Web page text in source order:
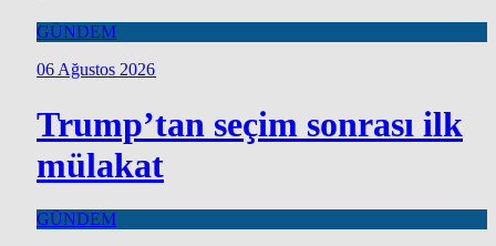
GÜNDEM
06 Ağustos 2026
Trump’tan seçim sonrası ilk
mülakat
GÜNDEM